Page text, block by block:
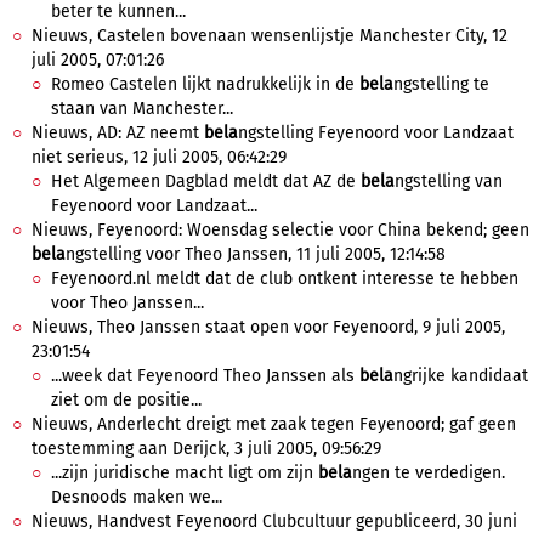
beter te kunnen...
Nieuws, Castelen bovenaan wensenlijstje Manchester City, 12
juli 2005, 07:01:26
Romeo Castelen lijkt nadrukkelijk in de belangstelling te
staan van Manchester...
Nieuws, AD: AZ neemt belangstelling Feyenoord voor Landzaat
niet serieus, 12 juli 2005, 06:42:29
Het Algemeen Dagblad meldt dat AZ de belangstelling van
Feyenoord voor Landzaat...
Nieuws, Feyenoord: Woensdag selectie voor China bekend; geen
belangstelling voor Theo Janssen, 11 juli 2005, 12:14:58
Feyenoord.nl meldt dat de club ontkent interesse te hebben
voor Theo Janssen...
Nieuws, Theo Janssen staat open voor Feyenoord, 9 juli 2005,
23:01:54
...week dat Feyenoord Theo Janssen als belangrijke kandidaat
ziet om de positie...
Nieuws, Anderlecht dreigt met zaak tegen Feyenoord; gaf geen
toestemming aan Derijck, 3 juli 2005, 09:56:29
...zijn juridische macht ligt om zijn belangen te verdedigen.
Desnoods maken we...
Nieuws, Handvest Feyenoord Clubcultuur gepubliceerd, 30 juni